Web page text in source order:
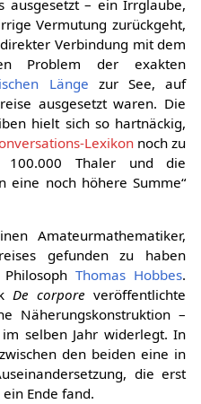
ausgesetzt – ein Irrglaube,
Vermutung zurückgeht,
Verbindung mit dem
Problem der exakten
Länge zur See, auf
ausgesetzt waren. Die
hielt sich so hartnäckig,
Lexikonnoch zu
100.000 Thaler und die
eine noch höhere Summe“
Amateurmathematiker,
gefunden zu haben
Thomas Hobbes.
De corpore veröffentlichte
Näherungskonstruktion –
selben Jahr widerlegt. In
den beiden eine in
die erst
ein Ende fand.